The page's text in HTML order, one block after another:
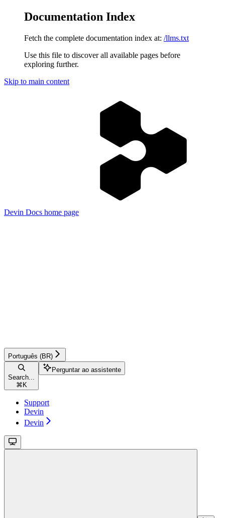
Documentation Index
Fetch the complete documentation index at: /llms.txt
Use this file to discover all available pages before
exploring further.
Skip to main content
Devin Docs home page
Português (BR)
Search...
⌘ K
Perguntar ao assistente
Support
Devin
Devin